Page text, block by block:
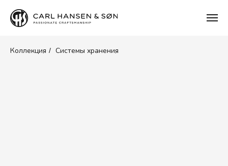
Коллекция / Системы хранения